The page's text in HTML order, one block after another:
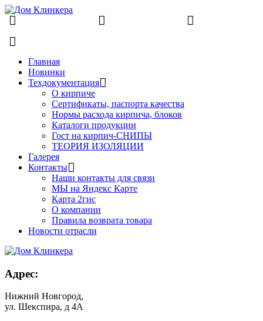
Главная
Новинки
Техдокументация
О кирпиче
Сертификаты, паспорта качества
Нормы расхода кирпича, блоков
Каталоги продукции
Гост на кирпич-СНИПЫ
ТЕОРИЯ ИЗОЛЯЦИИ
Галерея
Контакты
Наши контакты для связи
МЫ на Яндекс Карте
Карта 2гис
О компании
Правила возврата товара
Новости отрасли
Адрес:
Нижний Новгород,
ул. Шекспира, д 4А